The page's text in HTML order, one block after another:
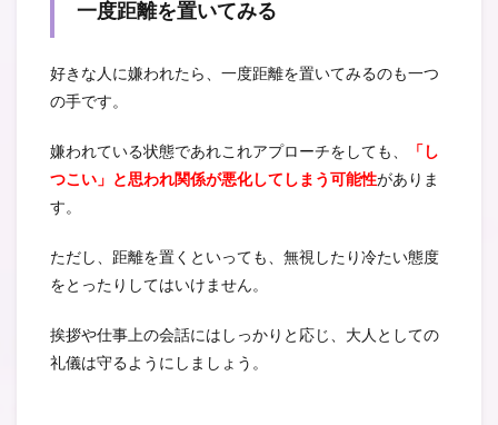
一度距離を置いてみる
好きな人に嫌われたら、一度距離を置いてみるのも一つ
の手です。
嫌われている状態であれこれアプローチをしても、
「し
つこい」と思われ関係が悪化してしまう可能性がありま
す。
ただし、距離を置くといっても、無視したり冷たい態度
をとったりしてはいけません。
挨拶や仕事上の会話にはしっかりと応じ、大人としての
礼儀は守るようにしましょう。